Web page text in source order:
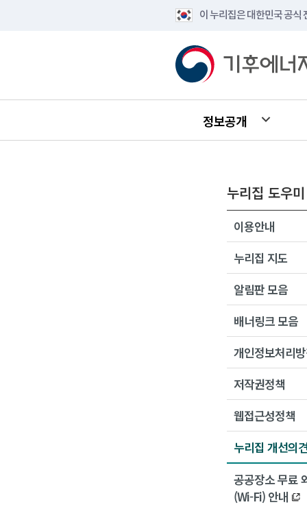
이 누리집은 대한민국 공식
정보공개
누리집 도우미
이용안내
누리집 지도
알림판 모음
배너링크 모음
개인정보처리
저작권정책
웹접근성정책
누리집 개선의
공공장소 무료
(Wi-Fi) 안내